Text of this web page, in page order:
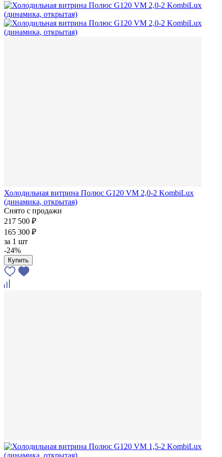
Холодильная витрина Полюс G120 VM 2,0-2 KombiLux
(динамика, открытая)
Снято с продажи
217 500 ₽
165 300 ₽
за 1 шт
-24%
Купить